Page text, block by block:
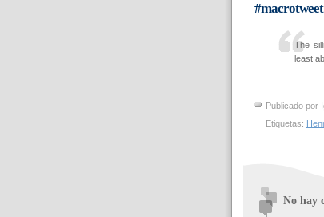
The
least
Publicado por
Etiquetas:
No hay